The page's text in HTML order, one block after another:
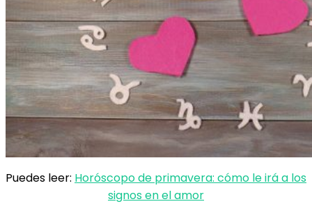
Puedes leer: Horóscopo de primavera: cómo le irá a los
signos en el amor